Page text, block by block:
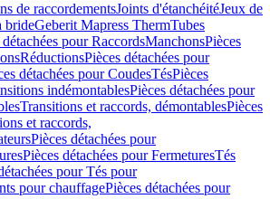
de raccordementsJoints d'étanchéitéJeux de
brideGeberit Mapress ThermTubes
détachées pour RaccordsManchonsPièces
RéductionsPièces détachées pour
détachées pour CoudesTésPièces
indémontablesPièces détachées pour
Transitions et raccords, démontablesPièces
et raccords,
Pièces détachées pour
Pièces détachées pour FermeturesTés
pour Tés pour
pour chauffagePièces détachées pour